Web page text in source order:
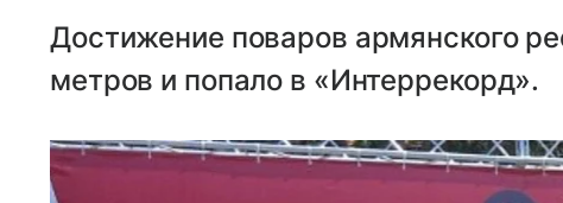
Достижение поваров армянского
метров и попало в «Интеррекорд».